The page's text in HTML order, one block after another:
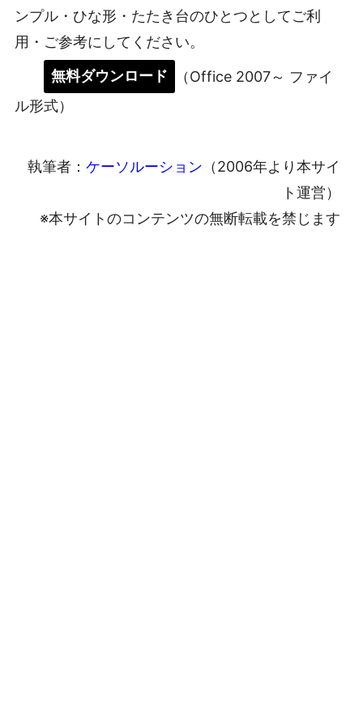
ンプル・ひな形・たたき台のひとつとしてご利
用・ご参考にしてください。
無料ダウンロード
（Office 2007～ ファイ
ル形式）
執筆者： ケーソルーション （2006年より本サイ
ト運営）
※本サイトのコンテンツの無断転載を禁じます